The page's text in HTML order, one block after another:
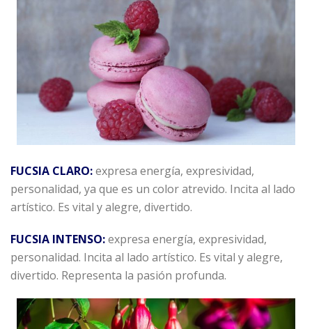
FUCSIA CLARO:expresa energía, expresividad,
personalidad, ya que es un color atrevido. Incita al lado
artístico. Es vital y alegre, divertido.
FUCSIA INTENSO:expresa energía, expresividad,
personalidad. Incita al lado artístico. Es vital y alegre,
divertido. Representa la pasión profunda.